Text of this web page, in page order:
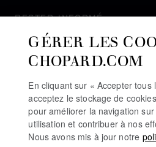
RESTER INFORMÉ
S’INSCRIRE À LA NEWSLETTER
GÉRER LES
CHOPARD.COM
En cliquant sur « Accepter tous
acceptez le stockage de
pour améliorer la navigation
utilisation et contribuer à nos
Nous avons mis à jour notre